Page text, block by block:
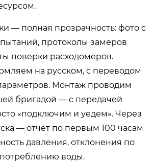
— полная прозрачность: фото с
протоколы замеров
поверки расходомеров.
на русском, с переводом
Монтаж проводим
бригадой — с передачей
«подключим и уедем». Через
— отчёт по первым 100 часам
давления, отклонения по
воды.